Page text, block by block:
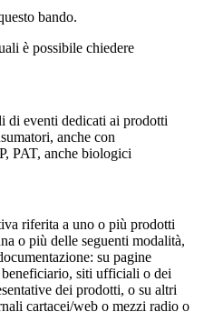
bando.
è possibile chiedere
di eventi dedicati ai prodotti
anche con
PAT, anche biologici
riferita a uno o più prodotti
o più delle seguenti modalità,
su pagine
siti ufficiali o dei
dei prodotti, o su altri
cartacei/web o mezzi radio o